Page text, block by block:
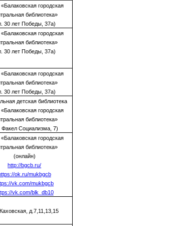
городская
библиотека»
30 лет Победы, 37а)
городская
библиотека»
30 лет Победы, 37а)
городская
библиотека»
30 лет Победы, 37а)
детская библиотека
городская
библиотека»
Факел Социализма, 7)
городская
библиотека»
(онлайн)
http://bgcb.ru/
ok.ru/mukbgcb
vk.com/mukbgcb
vk.com/blk_db10
д.7,11,13,15